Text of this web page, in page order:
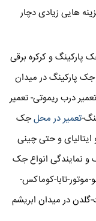
هایی زیادی دچار
و کرکره برقی
جک پارکینگ در میدان
درب ریموتی- تعمیر
تعمیر در محلجک
ایتالیای و حتی چینی
و نمایندگی انواع جک
موتور-تابا-کوماکس-
در میدان ابریشم